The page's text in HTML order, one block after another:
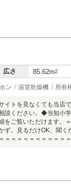
広さ 85.62m2
ン 浴室乾燥機 所有
イトを見なくても当店
談ください。◆当知小
をご覧いただけます。
ず。見るだけOK、聞
＝＝＝＝＝＝＝＝＝＝